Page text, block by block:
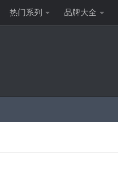
热门系列 品牌大全